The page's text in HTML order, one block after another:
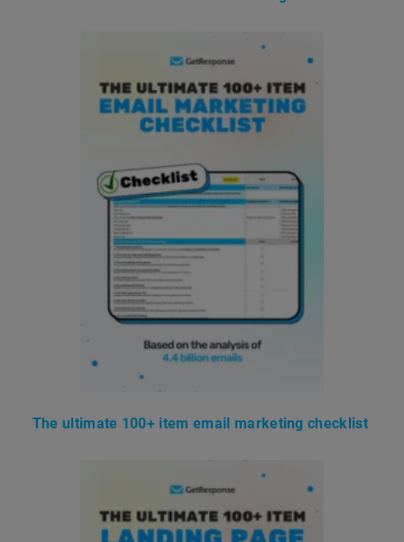
The ultimate 100+ item email marketing checklist